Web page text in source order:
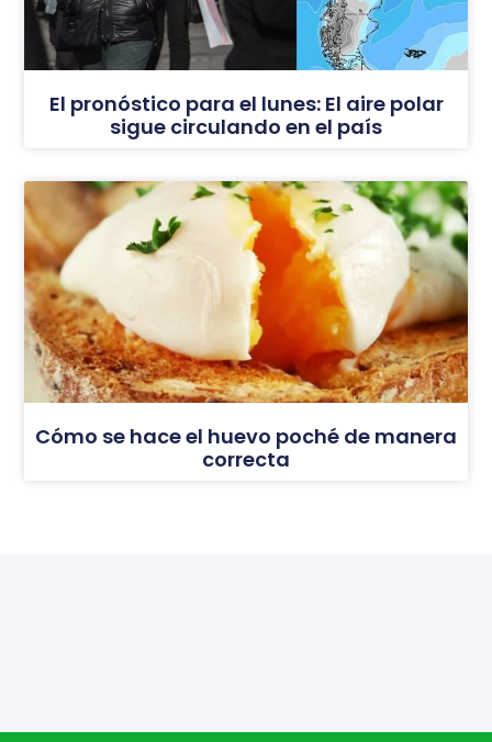
El pronóstico para el lunes: El aire polar
sigue circulando en el país
Cómo se hace el huevo poché de manera
correcta